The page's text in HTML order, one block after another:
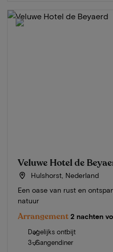
Veluwe Hotel de
Hulshorst, Nederland
Een oase van rust en
natuur
Arrangement 2 nachten
Dagelijks ontbijt
3-Gangendiner